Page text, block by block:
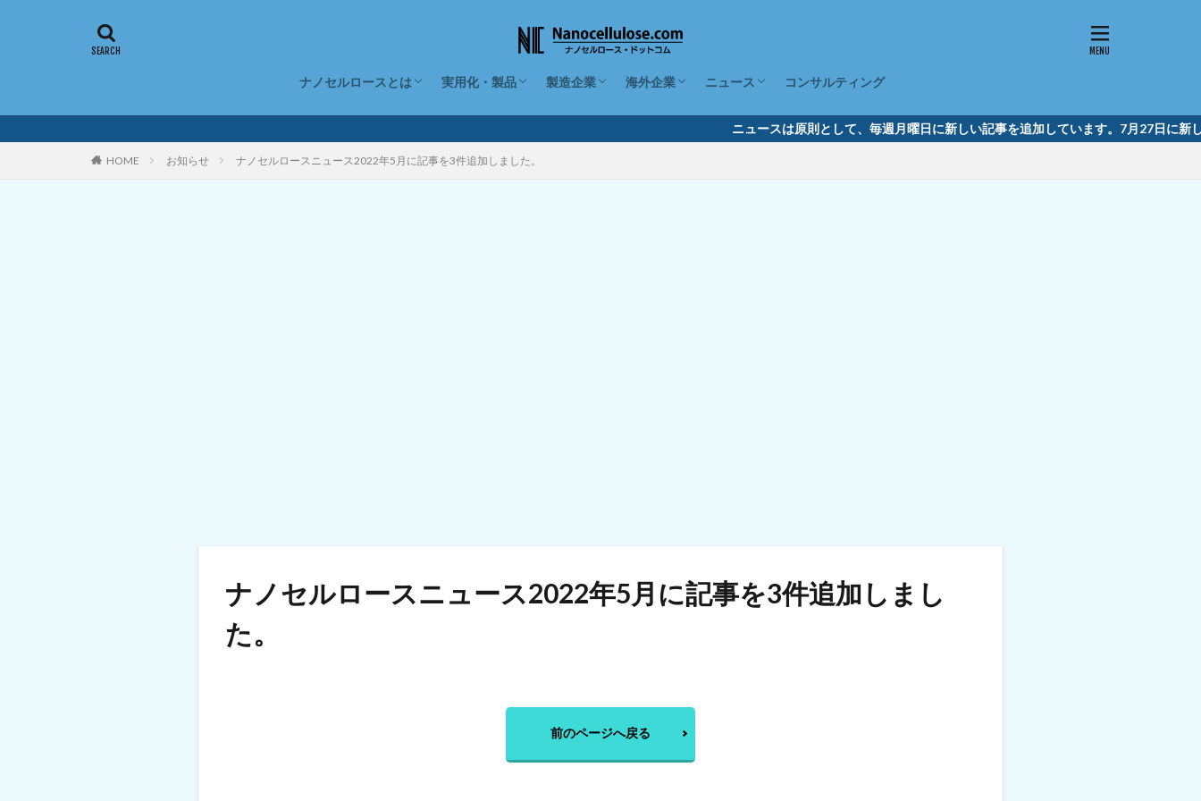
ナノセルロースとは
ナノセルロースとは、種類とその特徴
ナノセルロースの原料と作り方
CNFのデメリット
ナノセルロースの取り扱いとデメリット
ナノセルロースの疎水化・ハイドロゲル・エ
アロゲル
ナノセルロースの国際標準
ナノセルロースが4分でわかる動画
実用化・製品
ナノセルロースの特性
価格と今後の見通し
CNFを使った製品30種（日本）
CNFを使った化粧品・食品（日本）
CNFを混ぜた樹脂複合材料（日本）
素材産業での実用化・製品
化学・先端分野での実用化・製品
製造企業
CNFを製造する国内企業26社
形態から探す
性状から探す
その他の項目から探す
海外企業
製造企業（海外）
利用企業（海外）
関連サービス企業（海外）
ニュース
2026年
2025年
2024年
2023年
2022年
2021年
2020年
コンサルティング
ニュースは原則として、毎週月曜日に新しい記事を追加しています。7月27日に新し
HOME お知らせ ナノセルロースニュース2022年5月に記事を3件追加しました。
ナノセルロースニュース2022年5月に記事を3件追加しまし
た。
前のページへ戻る